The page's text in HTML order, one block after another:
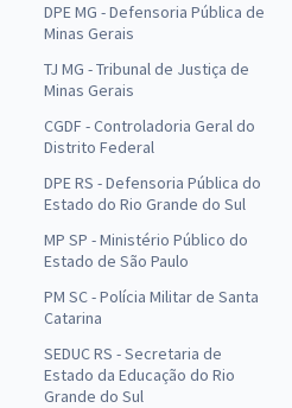
DPE MG - Defensoria Pública de
Minas Gerais
TJ MG - Tribunal de Justiça de
Minas Gerais
CGDF - Controladoria Geral do
Distrito Federal
DPE RS - Defensoria Pública do
Estado do Rio Grande do Sul
MP SP - Ministério Público do
Estado de São Paulo
PM SC - Polícia Militar de Santa
Catarina
SEDUC RS - Secretaria de
Estado da Educação do Rio
Grande do Sul